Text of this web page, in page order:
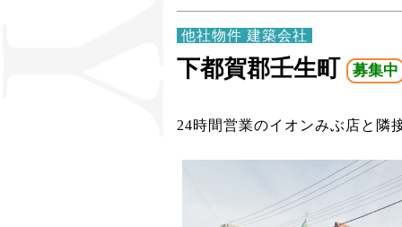
他社物件 建築会社
下都賀郡壬生町 募集中
24時間営業のイオンみぶ店と隣